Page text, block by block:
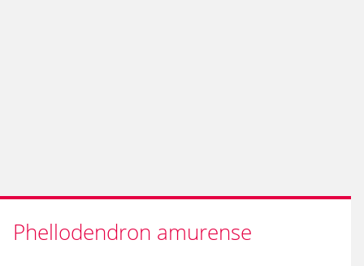
Phellodendron amurense